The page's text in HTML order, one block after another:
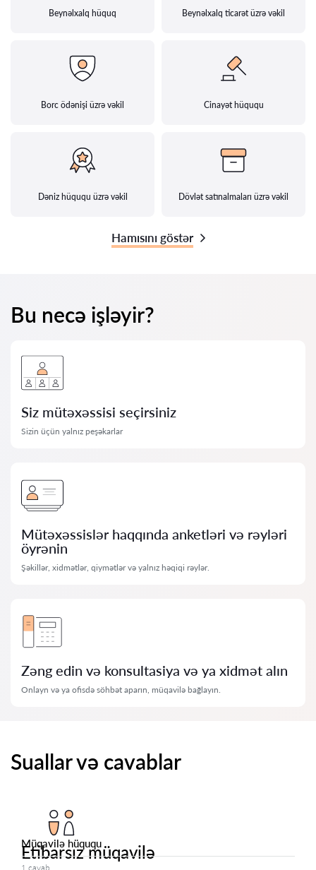
Beynəlxalq hüquq Beynəlxalq ticarət üzrə vəkil
Borc ödənişi üzrə vəkil Cinayət hüququ
Dəniz hüququ üzrə vəkil Dövlət satınalmaları üzrə vəkil
Hamısını göstər
Bu necə işləyir?
Siz mütəxəssisi seçirsiniz
Sizin üçün yalnız peşəkarlar
Mütəxəssislər haqqında anketləri və rəyləri
öyrənin
Şəkillər, xidmətlər, qiymətlər və yalnız həqiqi rəylər.
Zəng edin və konsultasiya və ya xidmət alın
Onlayn və ya ofisdə söhbət aparın, müqavilə bağlayın.
Suallar və cavablar
Müqavilə hüququ
Etibarsız müqavilə
1 cavab